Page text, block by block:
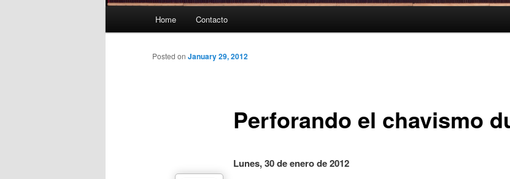
Home Contacto
Perforando el chavismo
Posted on January 29, 2012
Lunes, 30 de enero de 2012